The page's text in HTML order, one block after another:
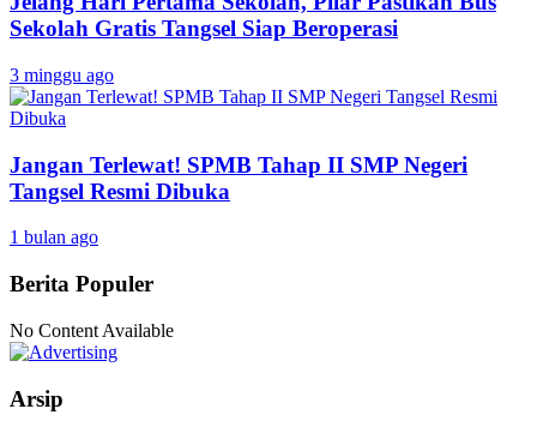
Sekolah Gratis Tangsel Siap Beroperasi
3 minggu ago
Jangan Terlewat! SPMB Tahap II SMP Negeri
Tangsel Resmi Dibuka
1 bulan ago
Berita Populer
No Content Available
Arsip